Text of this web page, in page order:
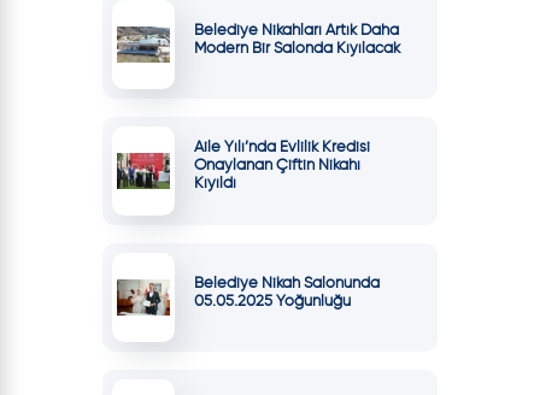
Belediye Nikahları Artık Daha
Modern Bir Salonda Kıyılacak
Aile Yılı’nda Evlilik Kredisi
Onaylanan Çiftin Nikahı
Kıyıldı
Belediye Nikah Salonunda
05.05.2025 Yoğunluğu